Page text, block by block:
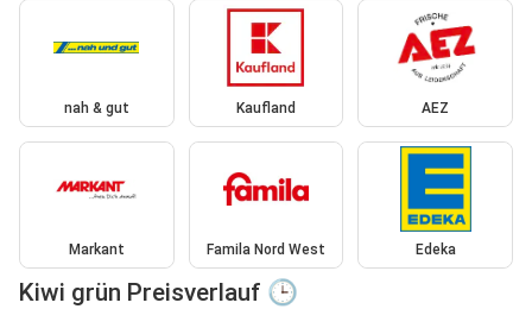
nah & gut Kaufland AEZ
Markant Famila Nord West Edeka
Kiwi grün Preisverlauf 🕒